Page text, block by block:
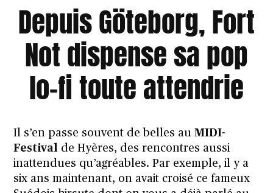
Depuis Göteborg, Fort
Not dispense sa pop
lo-fi toute attendrie
Il s’en passe souvent de belles auMIDI-
Festival de Hyères, des rencontres aussi
inattendues qu’agréables. Par exemple, il y a
six ans maintenant, on avait croisé cefameux